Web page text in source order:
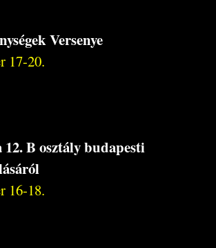
Versenye
17-20.
B osztály budapesti
16-18.